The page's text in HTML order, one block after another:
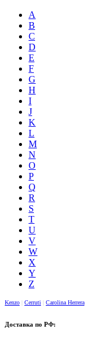
A
B
C
D
E
F
G
H
I
J
K
L
M
N
O
P
Q
R
S
T
U
V
W
X
Y
Z
Kenzo Cerruti Carolina Herrera
Доставка по РФ: